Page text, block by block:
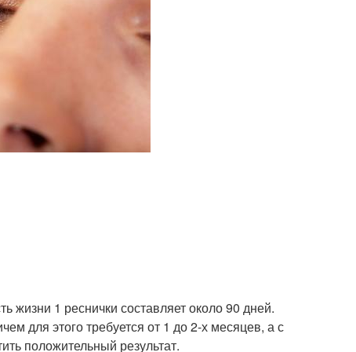
1 реснички составляет около 90 дней.
для этого требуется от 1 до 2-х месяцев, а с
положительный результат.